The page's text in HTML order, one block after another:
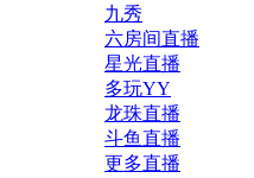
九秀
六房间直播
星光直播
多玩YY
龙珠直播
斗鱼直播
更多直播